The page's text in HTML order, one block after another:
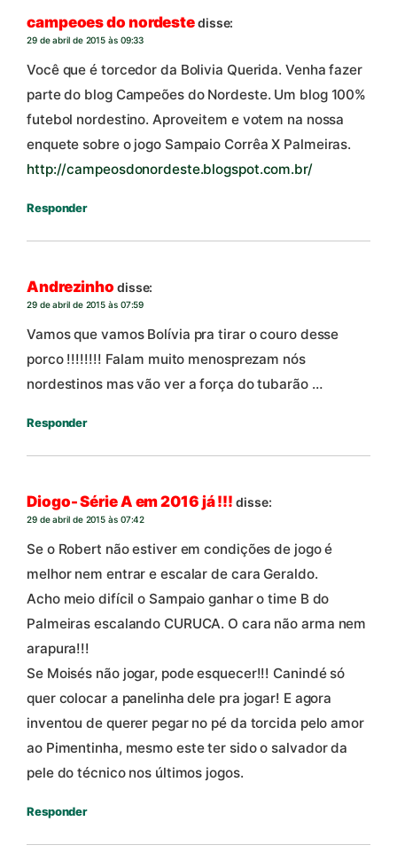
campeoes do nordestedisse:
29 de abril de 2015 às 09:33
Você que é torcedor da Bolivia Querida. Venha fazer
parte do blog Campeões do Nordeste. Um blog 100%
futebol nordestino. Aproveitem e votem na nossa
enquete sobre o jogo Sampaio Corrêa X Palmeiras.
http://campeosdonordeste.blogspot.com.br/
Responder
Andrezinho disse:
29 de abril de 2015 às 07:59
Vamos que vamos Bolívia pra tirar o couro desse
porco !!!!!!!! Falam muito menosprezam nós
nordestinos mas vão ver a força do tubarão …
Responder
Diogo- Série A em 2016 já !!! disse:
29 de abril de 2015 às 07:42
Se o Robert não estiver em condições de jogo é
melhor nem entrar e escalar de cara Geraldo.
Acho meio difícil o Sampaio ganhar o time B do
Palmeiras escalando CURUCA. O cara não arma nem
arapura!!!
Se Moisés não jogar, pode esquecer!!! Canindé só
quer colocar a panelinha dele pra jogar! E agora
inventou de querer pegar no pé da torcida pelo amor
ao Pimentinha, mesmo este ter sido o salvador da
pele do técnico nos últimos jogos.
Responder